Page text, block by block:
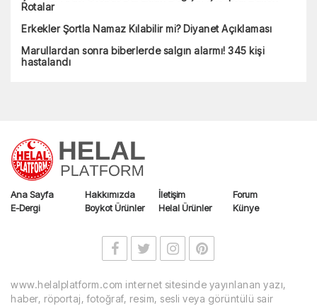
Rotalar
Erkekler Şortla Namaz Kılabilir mi? Diyanet Açıklaması
Marullardan sonra biberlerde salgın alarmı! 345 kişi
hastalandı
Ana Sayfa Hakkımızda İletişim
Forum
E-Dergi
Boykot Ürünler Helal Ürünler Künye
www.helalplatform.com internet sitesinde yayınlanan yazı,
haber, röportaj, fotoğraf, resim, sesli veya görüntülü sair